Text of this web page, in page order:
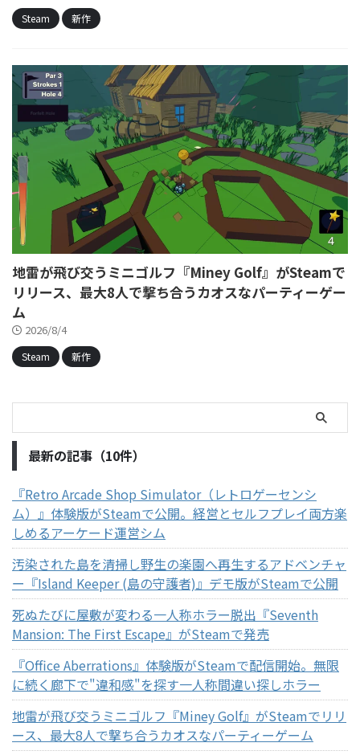
Steam 新作
地雷が飛び交うミニゴルフ『Miney Golf』がSteamで
リリース、最大8人で撃ち合うカオスなパーティーゲー
ム
2026/8/4
Steam 新作
最新の記事（10件）
『Retro Arcade Shop Simulator（レトロゲーセンシ
ム）』体験版がSteamで公開。経営とセルフプレイ両方楽
しめるアーケード運営シム
汚染された島を清掃し野生の楽園へ再生するアドベンチャ
ー『Island Keeper (島の守護者)』デモ版がSteamで公開
死ぬたびに屋敷が変わる一人称ホラー脱出『Seventh
Mansion: The First Escape』がSteamで発売
『Office Aberrations』体験版がSteamで配信開始。無限
に続く廊下で"違和感"を探す一人称間違い探しホラー
地雷が飛び交うミニゴルフ『Miney Golf』がSteamでリリ
ース、最大8人で撃ち合うカオスなパーティーゲーム